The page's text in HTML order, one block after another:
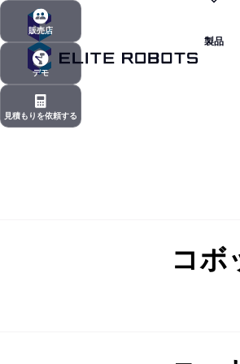
販売店
販売店
デモ
デモ
見積もりを依頼する
製品
コボ